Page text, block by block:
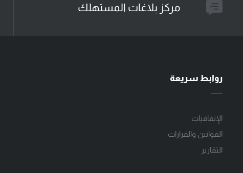
مركز بلاغات المستهلك
روابط سريعة
الإتفاقيات
القوانين والقرارات
التقارير